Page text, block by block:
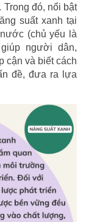
đó, nổi bật
suất xanh tại
(chủ yếu là
người dân,
cận và biết cách
đề, đưa ra lựa